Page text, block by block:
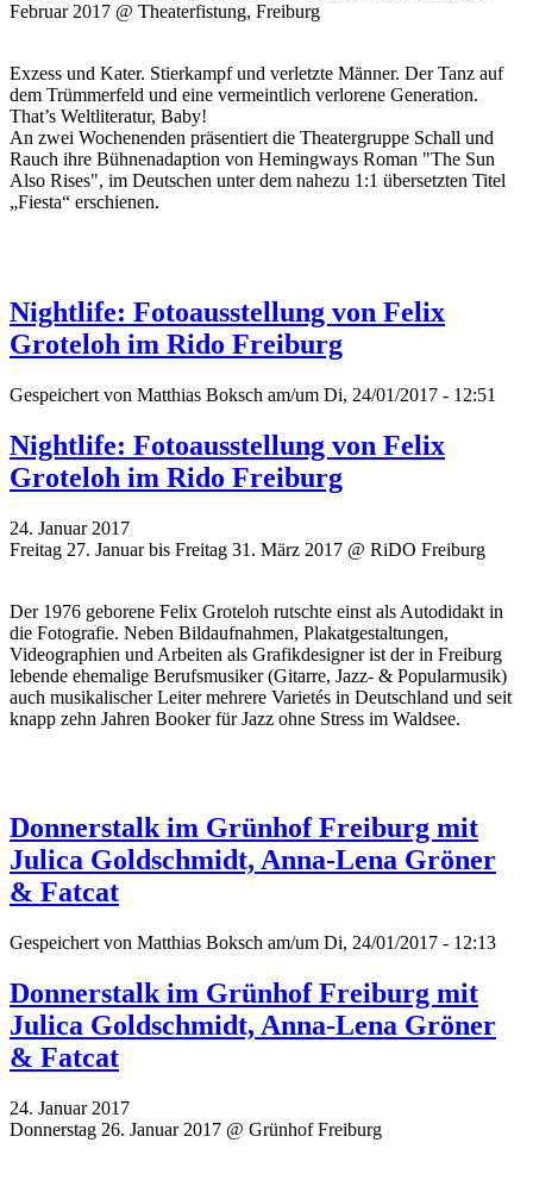
Februar 2017 @ Theaterfistung, Freiburg
Exzess und Kater. Stierkampf und verletzte Männer. Der Tanz auf
dem Trümmerfeld und eine vermeintlich verlorene Generation.
That’s Weltliteratur, Baby!
An zwei Wochenenden präsentiert die Theatergruppe Schall und
Rauch ihre Bühnenadaption von Hemingways Roman "The Sun
Also Rises", im Deutschen unter dem nahezu 1:1 übersetzten Titel
„Fiesta“ erschienen.
Nightlife: Fotoausstellung von Felix
Groteloh im Rido Freiburg
Gespeichert von Matthias Boksch am/um Di, 24/01/2017 - 12:51
Nightlife: Fotoausstellung von Felix
Groteloh im Rido Freiburg
24. Januar 2017
Freitag 27. Januar bis Freitag 31. März 2017 @ RiDO Freiburg
Der 1976 geborene Felix Groteloh rutschte einst als Autodidakt in
die Fotografie. Neben Bildaufnahmen, Plakatgestaltungen,
Videographien und Arbeiten als Grafikdesigner ist der in Freiburg
lebende ehemalige Berufsmusiker (Gitarre, Jazz- & Popularmusik)
auch musikalischer Leiter mehrere Varietés in Deutschland und seit
knapp zehn Jahren Booker für Jazz ohne Stress im Waldsee.
Donnerstalk im Grünhof Freiburg mit
Julica Goldschmidt, Anna-Lena Gröner
& Fatcat
Gespeichert von Matthias Boksch am/um Di, 24/01/2017 - 12:13
Donnerstalk im Grünhof Freiburg mit
Julica Goldschmidt, Anna-Lena Gröner
& Fatcat
24. Januar 2017
Donnerstag 26. Januar 2017 @ Grünhof Freiburg